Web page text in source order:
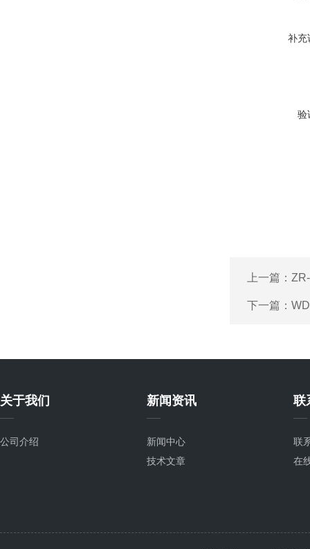
补充
验
上一篇：
下一篇：
关于我们
公司介绍
新闻资讯
新闻中心
技术文章
联
联
在